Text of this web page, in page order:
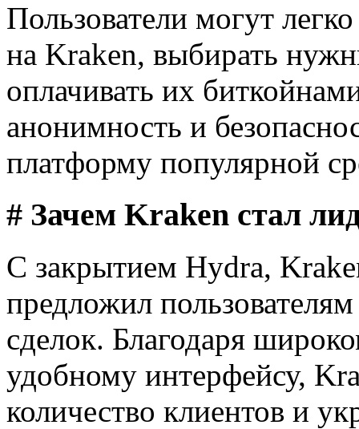
Пользователи могут
на Kraken, выбирать
оплачивать их
анонимность и
платформу популярной
# Зачем Kraken стал
С закрытием Hydra,
предложил
сделок. Благодаря
удобному интерфейсу,
количество клиентов и